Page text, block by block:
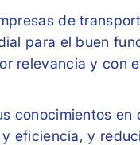
de
para el buen
relevancia y con
conocimientos en
eficiencia, y